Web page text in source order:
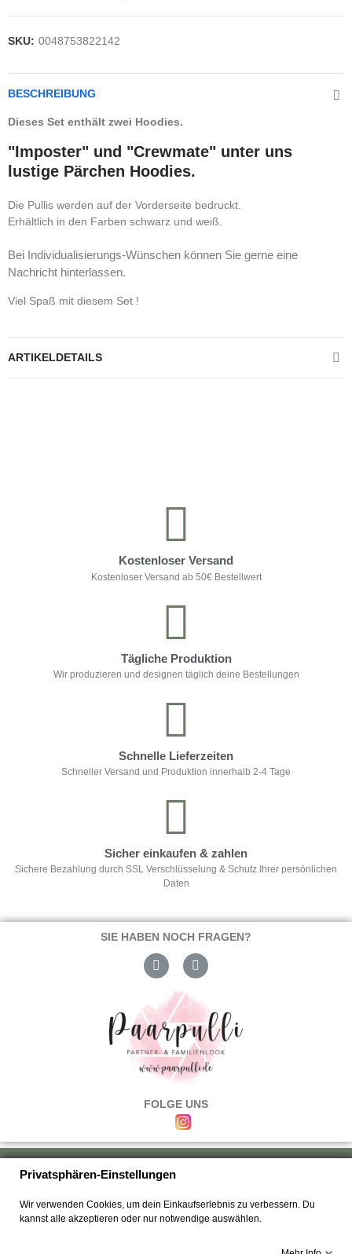
SKU: 0048753822142
BESCHREIBUNG
Dieses Set enthält zwei Hoodies.
"Imposter" und "Crewmate" unter uns
lustige Pärchen Hoodies.
Die Pullis werden auf der Vorderseite bedruckt.
Erhältlich in den Farben schwarz und weiß.
Bei Individualisierungs-Wünschen können Sie gerne eine
Nachricht hinterlassen.
Viel Spaß mit diesem Set !
ARTIKELDETAILS
Kostenloser Versand
Kostenloser Versand ab 50€ Bestellwert
Tägliche Produktion
Wir produzieren und designen täglich deine Bestellungen
Schnelle Lieferzeiten
Schneller Versand und Produktion innerhalb 2-4 Tage
Sicher einkaufen & zahlen
Sichere Bezahlung durch SSL Verschlüsselung & Schutz Ihrer persönlichen
Daten
SIE HABEN NOCH FRAGEN?
FOLGE UNS
Über uns|Versand & Zahlung|Umtausch & Rückgabe
Kontakt
Privatsphären-Einstellungen
Wir verwenden Cookies, um dein Einkaufserlebnis zu verbessern. Du
kannst alle akzeptieren oder nur notwendige auswählen.